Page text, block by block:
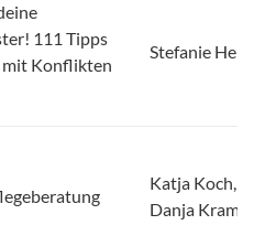
111 Tipps
mit Konflikten
Stefanie
Katja Koch,
Danja